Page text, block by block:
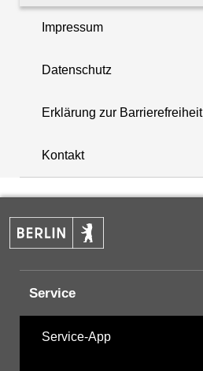
+
−
Impressum
Datenschutz
Erklärung zur Barrierefreiheit
Kontakt
Service
Service-App